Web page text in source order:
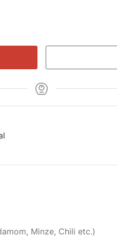
Minze, Chili etc.)